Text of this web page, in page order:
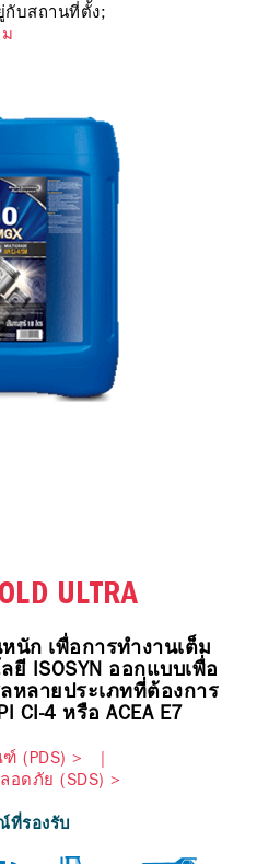
บสถานที่ตั้ง;
ULTRA
นัก เพื่อการทำงานเต็ม
ISOSYN ออกแบบเพื่อ
หลายประเภทที่ต้องการ
CI-4 หรือ ACEA E7
(PDS) > |
อดภัย (SDS) >
ที่รองรับ